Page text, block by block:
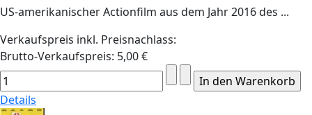
US-amerikanischer Actionfilm aus dem Jahr 2016 des ...
Verkaufspreis inkl. Preisnachlass:
Brutto-Verkaufspreis: 5,00 €
Details